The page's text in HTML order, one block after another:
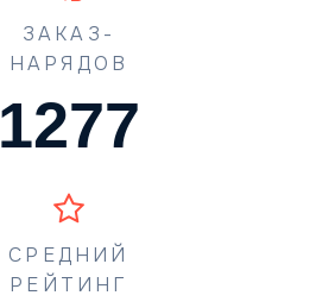
ЗАКАЗ-
НАРЯДОВ
1773
СРЕДНИЙ
РЕЙТИНГ